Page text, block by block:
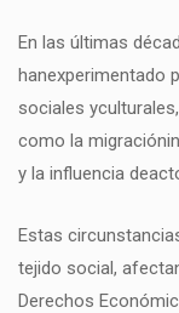
En las últimas
hanexperimentado
sociales
como la
y la influencia
Estas
tejido social,
Derechos